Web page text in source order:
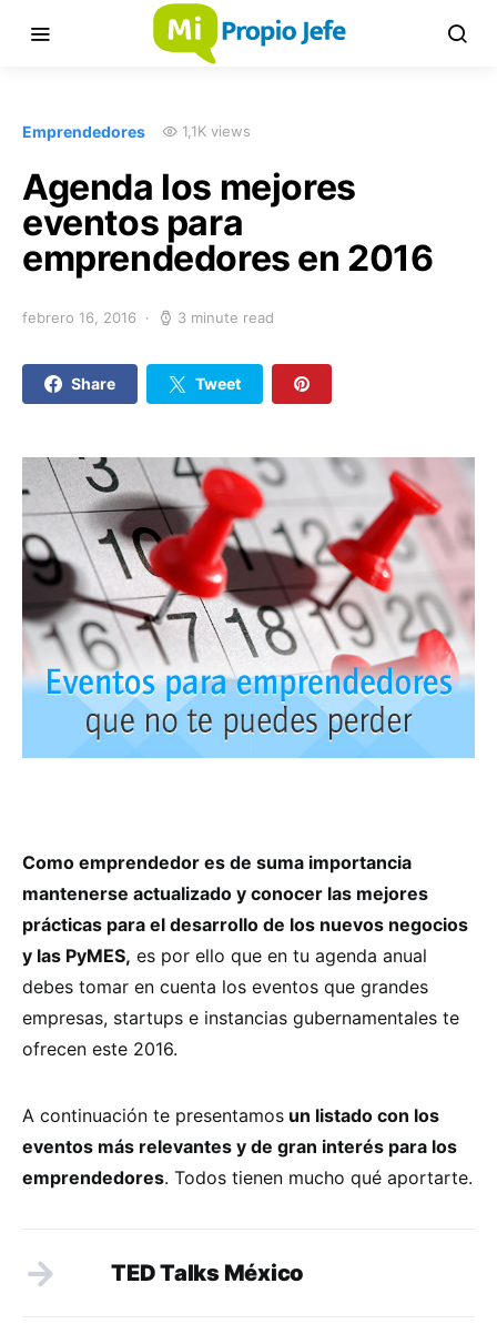
Emprendedores 1,1K views
Agenda los mejores
eventos para
emprendedores en 2016
febrero 16, 2016 3 minute read
Share Tweet
Como emprendedor es de suma importancia
mantenerse actualizado y conocer las mejores
prácticas para el desarrollo de los nuevos negocios
y las PyMES, es por ello que en tu agenda anual
debes tomar en cuenta los eventos que grandes
empresas, startups e instancias gubernamentales te
ofrecen este 2016.
A continuación te presentamos un listado con los
eventos más relevantes y de gran interés para los
emprendedores. Todos tienen mucho qué aportarte.
TED Talks México